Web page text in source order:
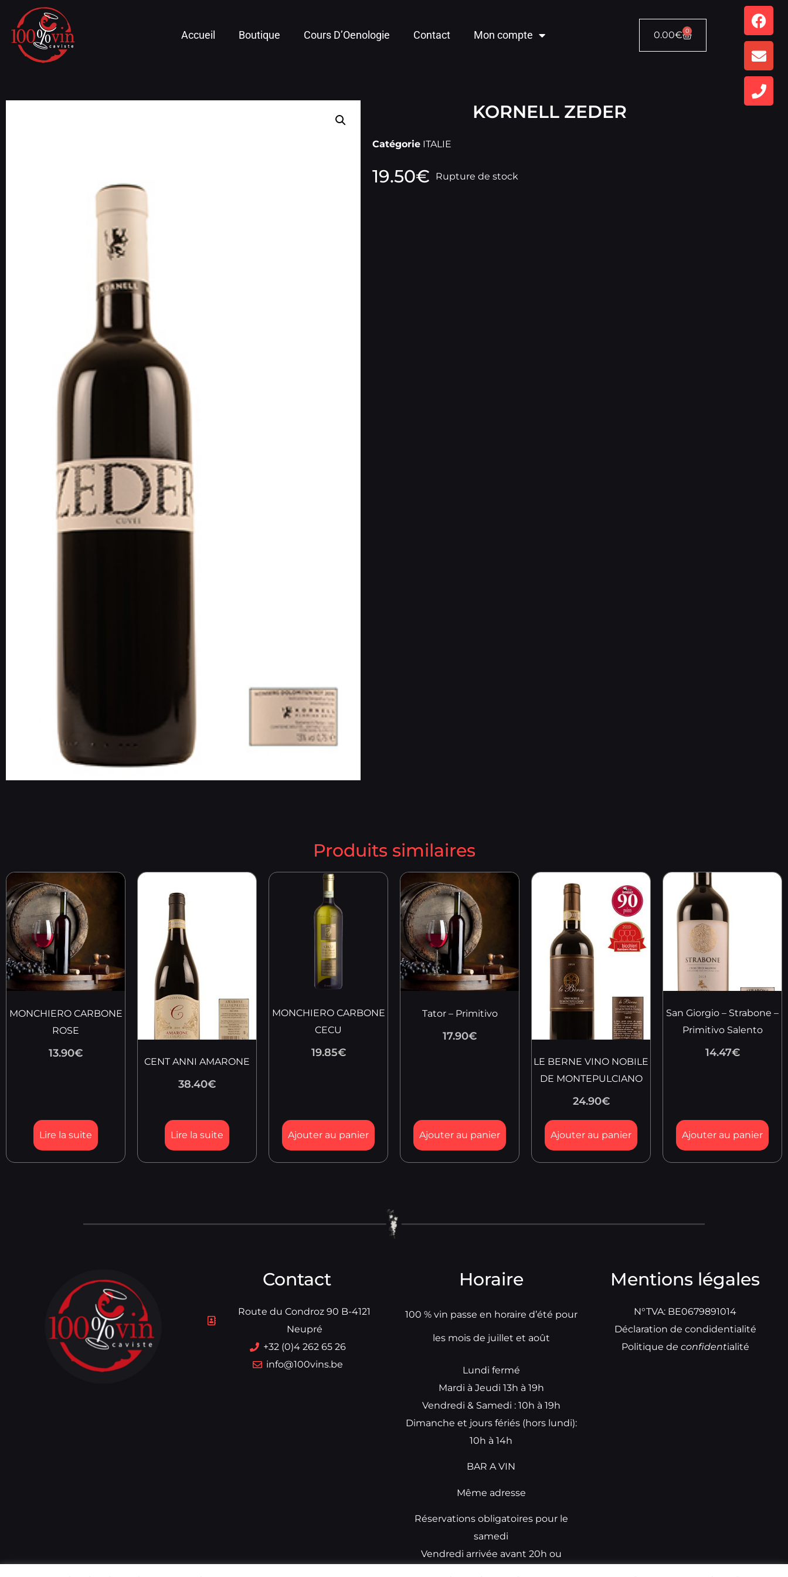
Accueil Boutique Cours D’Oenologie Contact Mon compte 0.00€ 0
KORNELL ZEDER
Catégorie ITALIE
19.50€ Rupture de stock
Produits similaires
MONCHIERO CARBONE
ROSE
13.90€
Lire la suite
CENT ANNI AMARONE
38.40€
Lire la suite
MONCHIERO CARBONE
CECU
19.85€
Ajouter au panier
Tator – Primitivo
17.90€
Ajouter au panier
LE BERNE VINO NOBILE
DE MONTEPULCIANO
24.90€
Ajouter au panier
San Giorgio – Strabone –
Primitivo Salento
14.47€
Ajouter au panier
Contact
Route du Condroz 90 B-4121
Neupré
+32 (0)4 262 65 26
info@100vins.be
Horaire
100 % vin passe en horaire d’été pour
les mois de juillet et août
Lundi fermé
Mardi à Jeudi 13h à 19h
Vendredi & Samedi : 10h à 19h
Dimanche et jours fériés (hors lundi):
10h à 14h
BAR A VIN
Même adresse
Réservations obligatoires pour le
samedi
Vendredi arrivée avant 20h ou
Mentions légales
N°TVA: BE0679891014
Déclaration de condidentialité
Politique de confidentialité